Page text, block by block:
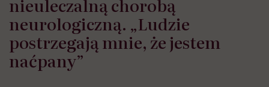
nieuleczalną chorobą
neurologiczną. „Ludzie
postrzegają mnie, że jestem
naćpany”